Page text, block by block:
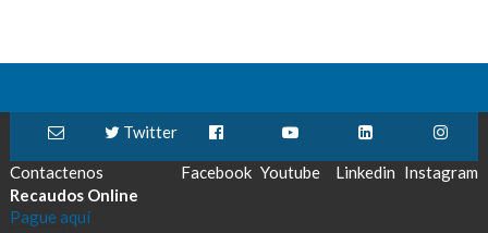
Contactenos
Twitter
Facebook Youtube Linkedin Instagram
Recaudos Online
Pague aquí